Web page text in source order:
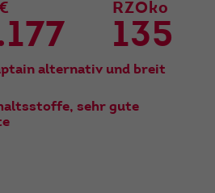
RZÖko
135
alternativ und breit
sehr gute
Website externe
Informationen